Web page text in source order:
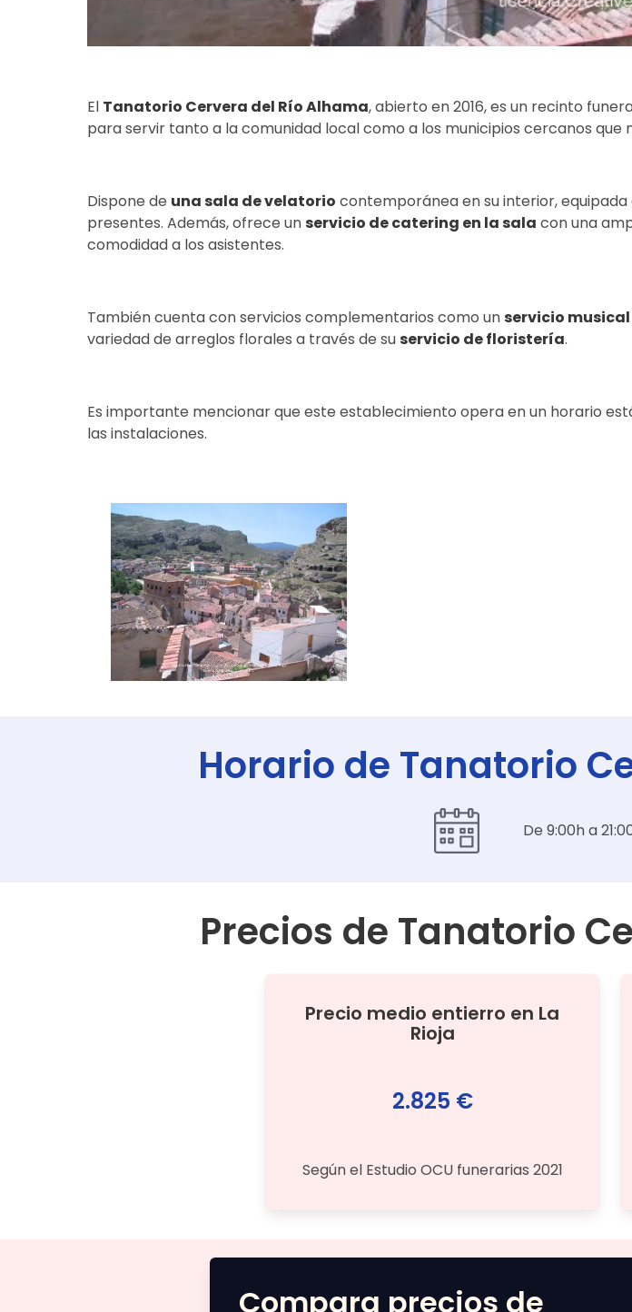
El Tanatorio Cervera del Río Alhama, abierto en 2016, es un recinto
para servir tanto a la comunidad local como a los municipios cercanos que
Dispone de una sala de velatorio contemporánea en su interior,
presentes. Además, ofrece un servicio de catering en la sala con una
comodidad a los asistentes.
También cuenta con servicios complementarios como un servicio
variedad de arreglos florales a través de su servicio de floristería.
Es importante mencionar que este establecimiento opera en un horario
las instalaciones.
Horario de Tanatorio
De 9:00h a
Precios de Tanatorio
Precio medio entierro en La
Rioja
2.825 €
Según el Estudio OCU funerarias 2021
Compara precios de